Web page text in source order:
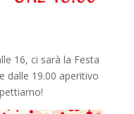
16, ci sarà la Festa
dalle 19.00 aperitivo